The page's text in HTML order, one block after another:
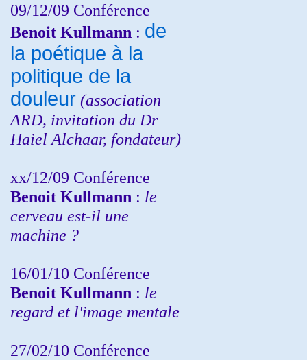
09/12/09 Conférence
Benoit Kullmann : de
la poétique à la
politique de la
douleur (association
ARD, invitation du Dr
Haiel Alchaar, fondateur)
xx/12/09 Conférence
Benoit Kullmann : le
cerveau est-il une
machine ?
16/01/10 Conférence
Benoit Kullmann : le
regard et l'image mentale
27/02/10 Conférence